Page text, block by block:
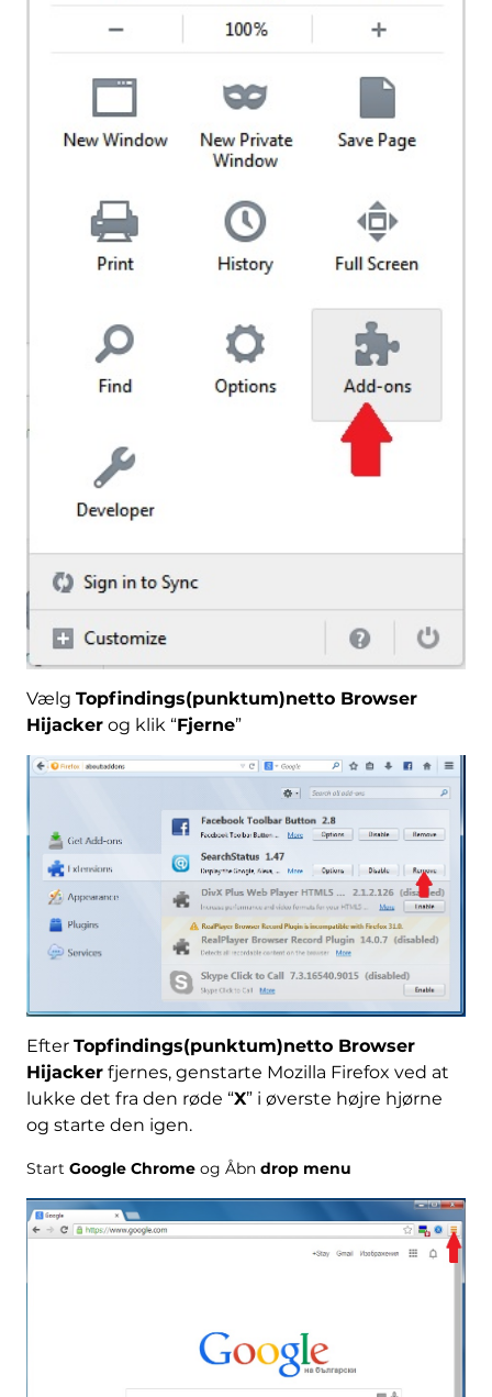
Vælg Topfindings(punktum)netto Browser
Hijackerog klik “Fjerne”
Efter Topfindings(punktum)netto Browser
Hijackerfjernes, genstarte Mozilla Firefox ved at
lukke det fra den røde “X” i øverste højre hjørne
og starte den igen.
Start Google Chromeog Åbn drop menu